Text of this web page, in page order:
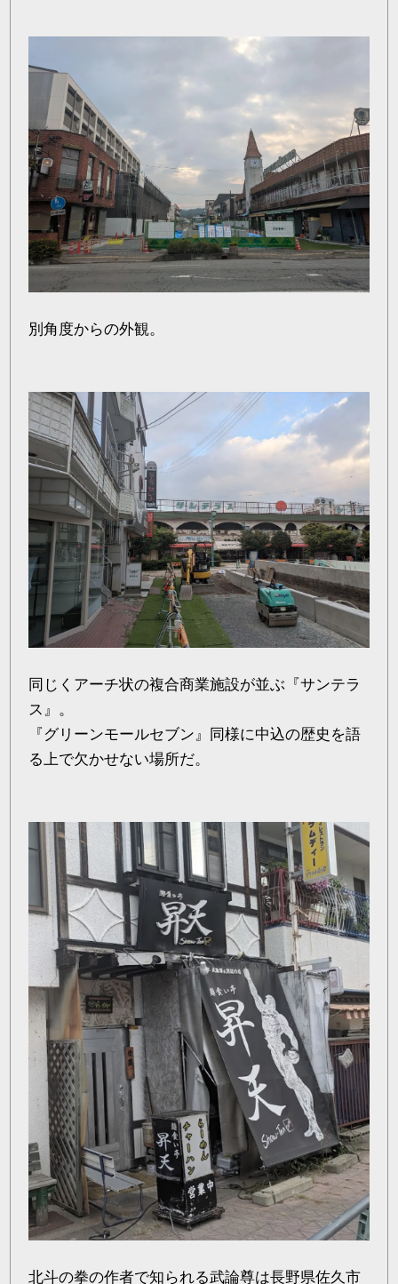
別角度からの外観。
同じくアーチ状の複合商業施設が並ぶ『サンテラ
ス』。
『グリーンモールセブン』同様に中込の歴史を語
る上で欠かせない場所だ。
北斗の拳の作者で知られる武論尊は長野県佐久市